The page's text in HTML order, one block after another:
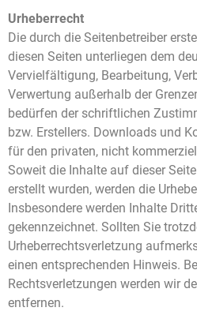
Urheberrecht
Die durch die Seitenbetreiber
diesen Seiten unterliegen dem
Vervielfältigung, Bearbeitung,
Verwertung außerhalb der
bedürfen der schriftlichen
bzw. Erstellers. Downloads und
für den privaten, nicht
Soweit die Inhalte auf dieser
erstellt wurden, werden die
Insbesondere werden Inhalte
gekennzeichnet. Sollten Sie
Urheberrechtsverletzung
einen entsprechenden Hinweis.
Rechtsverletzungen werden wir
entfernen.